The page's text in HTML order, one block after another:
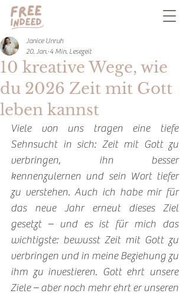
10 kreative Wege, wie
du 2026 Zeit mit Gott
leben kannst
Janice Unruh
20. Jan. 4 Min. Lesezeit
Viele von uns tragen eine tiefe
Sehnsucht in sich: Zeit mit Gott zu
verbringen, ihn besser
kennenzulernen und sein Wort tiefer
zu verstehen. Auch ich habe mir für
das neue Jahr erneut dieses Ziel
gesetzt – und es ist für mich das
wichtigste: bewusst Zeit mit Gott zu
verbringen und in meine Beziehung zu
ihm zu investieren. Gott ehrt unsere
Ziele – aber noch mehr ehrt er unseren